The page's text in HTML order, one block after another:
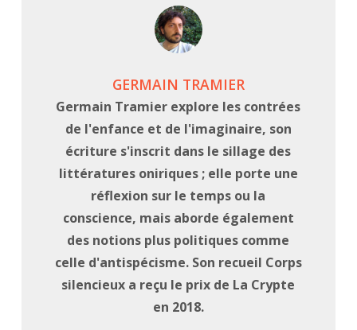
GERMAIN TRAMIER
Germain Tramier explore les contrées
de l'enfance et de l'imaginaire, son
écriture s'inscrit dans le sillage des
littératures oniriques ; elle porte une
réflexion sur le temps ou la
conscience, mais aborde également
des notions plus politiques comme
celle d'antispécisme. Son recueil Corps
silencieux a reçu le prix de La Crypte
en 2018.